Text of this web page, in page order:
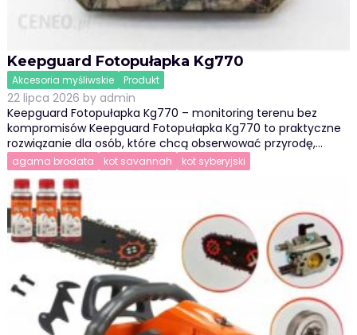
Keepguard Fotopułapka Kg770
Akcesoria myśliwskie Produkt
22 lipca 2026 by admin
Keepguard Fotopułapka Kg770 – monitoring terenu bez
kompromisów Keepguard Fotopułapka Kg770 to praktyczne
rozwiązanie dla osób, które chcą obserwować przyrodę,…
agama brodata kot savannah kot syberyjski